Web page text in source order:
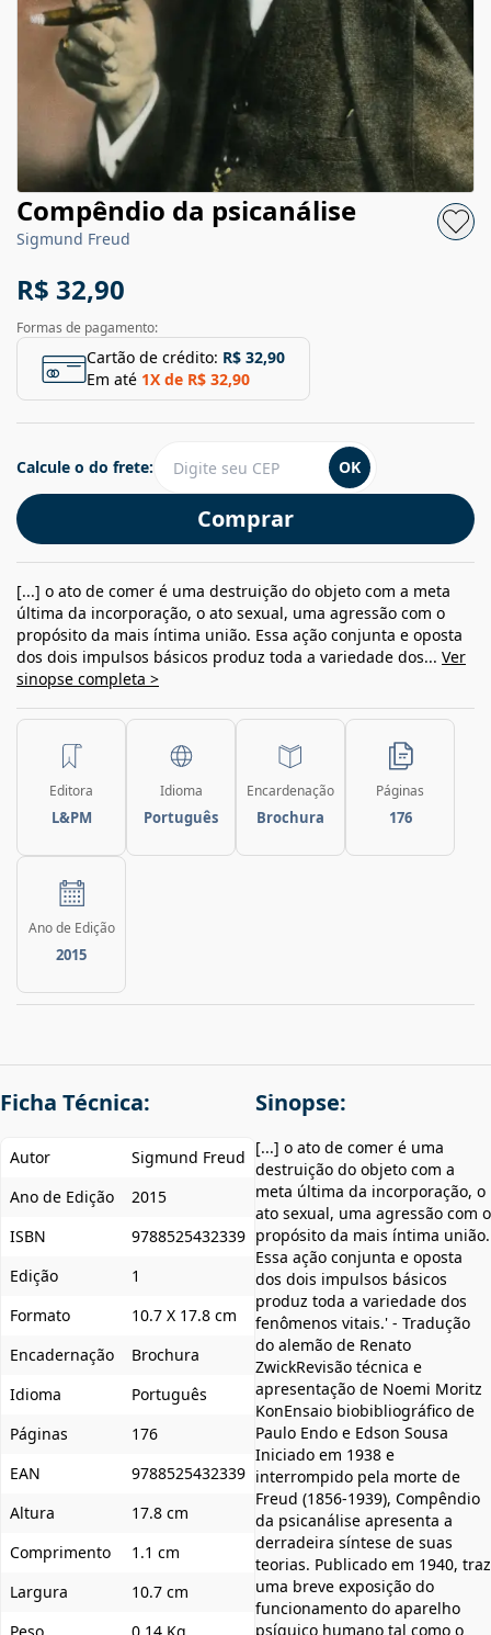
Compêndio da psicanálise
Sigmund Freud
R$ 32,90
Formas de pagamento:
Cartão de crédito: R$ 32,90
Em até 1X de R$ 32,90
Comprar
Calcule o do frete: OK
[...] o ato de comer é uma destruição do objeto com a meta
última da incorporação, o ato sexual, uma agressão com o
propósito da mais íntima união. Essa ação conjunta e oposta
dos dois impulsos básicos produz toda a variedade dos... Ver
sinopse completa >
Editora
L&PM
Idioma
Português
Encardenação
Brochura
Páginas
176
Ano de Edição
2015
Ficha Técnica:
Autor
Sigmund Freud
Ano de Edição
2015
ISBN
9788525432339
Edição
1
Formato
10.7 X 17.8 cm
Encadernação
Brochura
Idioma
Português
Páginas
176
EAN
9788525432339
Altura
17.8 cm
Comprimento
1.1 cm
Largura
10.7 cm
Sinopse:
[...] o ato de comer é uma
destruição do objeto com a
meta última da incorporação, o
ato sexual, uma agressão com o
propósito da mais íntima união.
Essa ação conjunta e oposta
dos dois impulsos básicos
produz toda a variedade dos
fenômenos vitais.' - Tradução
do alemão de Renato
ZwickRevisão técnica e
apresentação de Noemi Moritz
KonEnsaio biobibliográfico de
Paulo Endo e Edson Sousa
Iniciado em 1938 e
interrompido pela morte de
Freud (1856-1939), Compêndio
da psicanálise apresenta a
derradeira síntese de suas
teorias. Publicado em 1940, traz
uma breve exposição do
funcionamento do aparelho
psíquico humano tal como o